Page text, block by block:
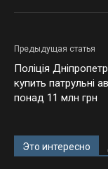
Предыдущая статья
Поліція
купить патрульні
понад 11 млн грн
Это интересно